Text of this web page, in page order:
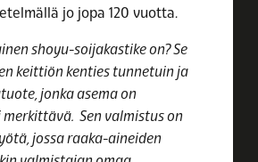
jo jopa 120 vuotta.
shoyu-soijakastike on? Se
keittiön kenties tunnetuin ja
jonka asema on
Sen valmistus on
jossa raaka-aineiden